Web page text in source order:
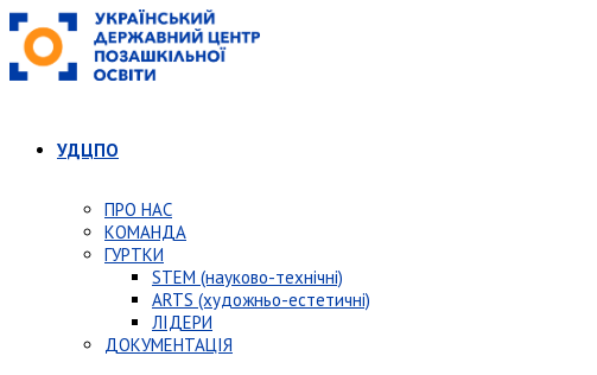
УДЦПО
ПРО НАС
КОМАНДА
ГУРТКИ
STEM (науково-технічні)
ARTS (художньо-естетичні)
ЛІДЕРИ
ДОКУМЕНТАЦІЯ